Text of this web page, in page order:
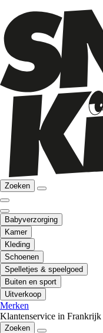
Zoeken
Babyverzorging
Kamer
Kleding
Schoenen
Spelletjes & speelgoed
Buiten en sport
Uitverkoop
Merken
Klantenservice in Frankrijk
Zoeken